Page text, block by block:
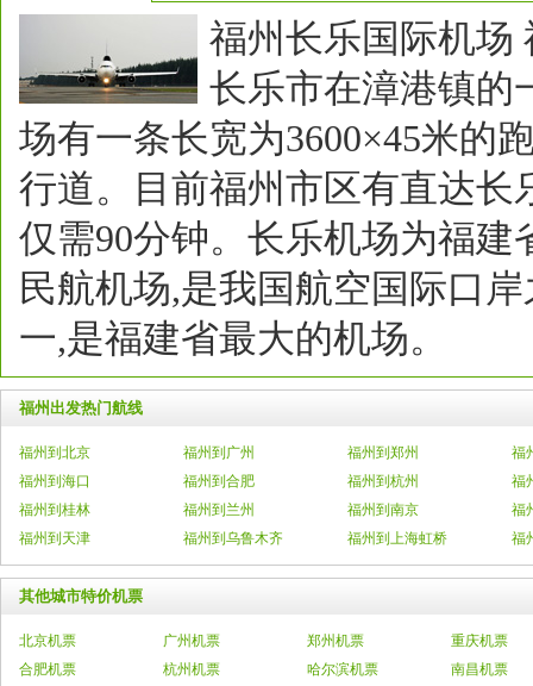
福州长乐国际机场
长乐市在漳港镇的
场有一条长宽为3600×45米的
行道。目前福州市区有直达
仅需90分钟。长乐机场为福
民航机场,是我国航空国际口
一,是福建省最大的机场。
福州出发热门航线
福州到北京 福州到广州 福州到郑州
福
福州到海口
福州到合肥 福州到杭州
福
福州到桂林
福州到兰州 福州到南京
福
福州到天津
福州到乌鲁木齐 福州到上海虹桥 福
其他城市特价机票
北京机票 广州机票 郑州机票
重庆机票
合肥机票
杭州机票 哈尔滨机票
南昌机票